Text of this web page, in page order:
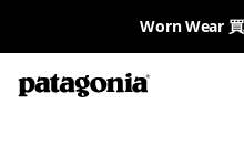
Worn Wear